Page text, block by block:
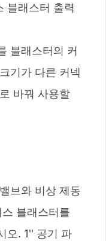
블래스터 출력
블래스터의 커
기가 다른 커넥
바꿔 사용할
브와 비상 제동
블래스터를
오. 1'' 공기 파